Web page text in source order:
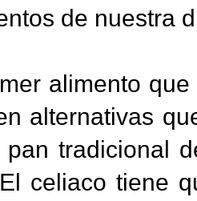
de nuestra
alimento
alternativas
pan tradicional
celiaco tiene